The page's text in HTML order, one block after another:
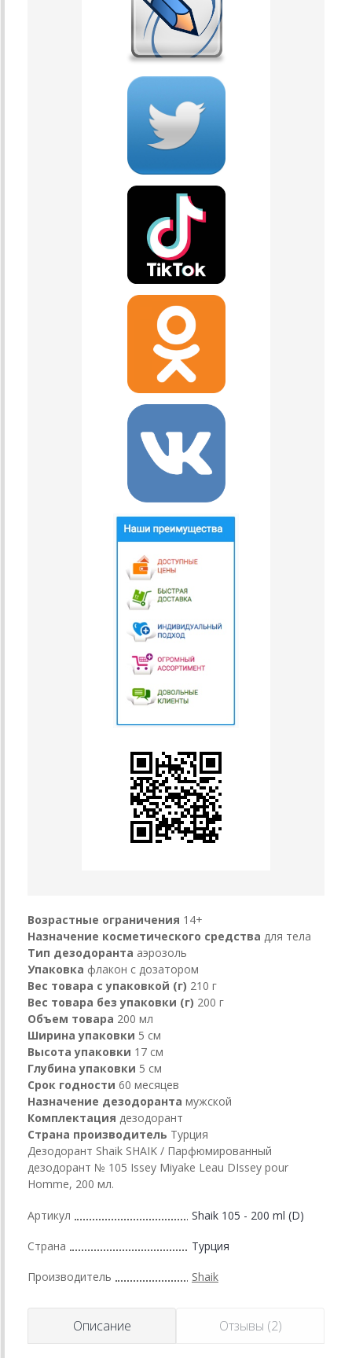
Возрастные ограничения 14+
Назначение косметического средства для тела
Тип дезодоранта аэрозоль
Упаковка флакон с дозатором
Вес товара с упаковкой (г) 210 г
Вес товара без упаковки (г) 200 г
Объем товара 200 мл
Ширина упаковки 5 см
Высота упаковки 17 см
Глубина упаковки 5 см
Срок годности 60 месяцев
Назначение дезодоранта мужской
Комплектация дезодорант
Страна производитель Турция
Дезодорант Shaik SHAIK / Парфюмированный
дезодорант № 105 Issey Miyake Leau DIssey pour
Homme, 200 мл.
Артикул Shaik 105 - 200 ml (D)
Страна Турция
Производитель Shaik
Описание Отзывы (2)